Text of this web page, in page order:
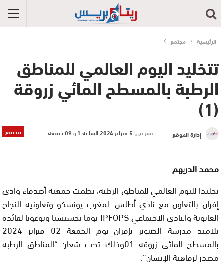
الرئيسية مجتمع
تتخليد اليوم العالمي للمناطق
الرطبة بالمسطح المائي زروقة
(1)
مجتمع إدارة الموقع نشر في 5 فبراير 2024 الساعة 1 و 09 دقيقة
محمد الدريهم
تخليدا لليوم العالمي للمناطق الرطبة، نظمت جمعية أصدقاء وادي
إفران بالتعاون مع نادي أطلس المغرب يونسكو وتعاونية النجاح
الغابوية والنادي الاجتماعي IPFOPS يومًا تحسيسيا وتوعويًا لفائدة
تلاميذ مدرسة الصنوبر بإفران يوم الجمعة 02 فبراير 2024
بالمسطح المائي زروقة 01وذلك تحت شعار: “المناطق الرطبة
مصدر لرفاهية الإنسان”.